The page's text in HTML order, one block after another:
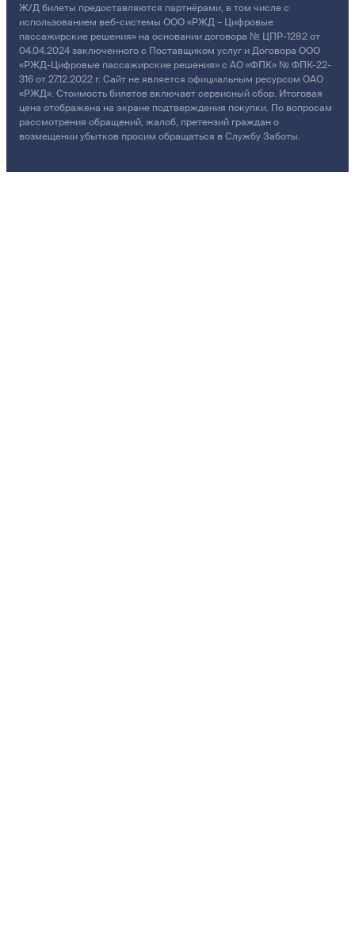
Ж/Д билеты предоставляются партнёрами, в том числе с
использованием веб-системы ООО «РЖД – Цифровые
пассажирские решения» на основании договора № ЦПР-1282 от
04.04.2024 заключенного с Поставщиком услуг и Договора ООО
«РЖД-Цифровые пассажирские решения» с АО «ФПК» № ФПК-22-
316 от 27.12.2022 г. Сайт не является официальным ресурсом ОАО
«РЖД». Стоимость билетов включает сервисный сбор. Итоговая
цена отображена на экране подтверждения покупки. По вопросам
рассмотрения обращений, жалоб, претензий граждан о
возмещении убытков просим обращаться в Службу Заботы.